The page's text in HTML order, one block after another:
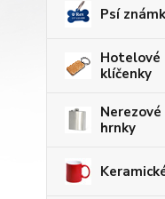
Psí
Hotelové
klíčenky
hrnky